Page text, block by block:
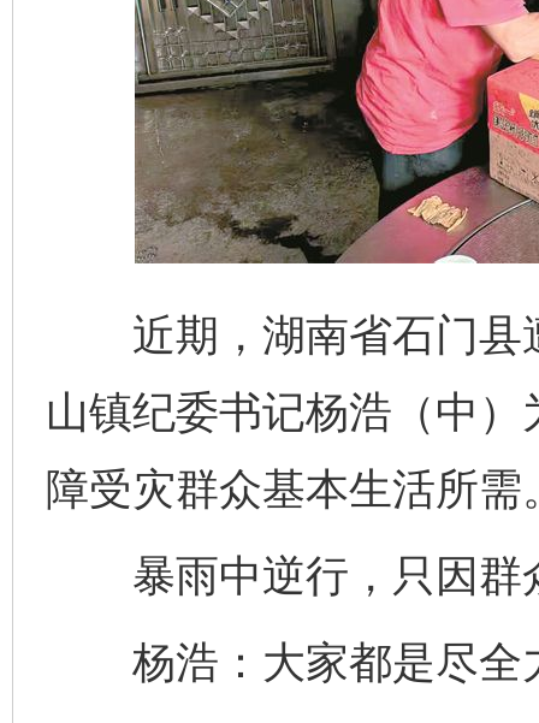
近期，湖南省石门县
山镇纪委书记杨浩（中
障受灾群众基本生活所需
暴雨中逆行，只因群
杨浩：大家都是尽全